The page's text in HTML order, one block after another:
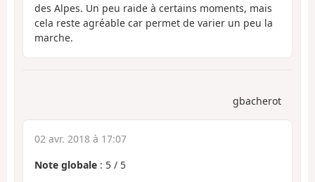
des Alpes. Un peu raide à certains moments, mais
cela reste agréable car permet de varier un peu la
marche.
gbacherot
02 avr. 2018 à 17:07
Note globale : 5 / 5